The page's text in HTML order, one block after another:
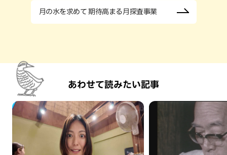
月の水を求めて 期待高まる月探査事業
あわせて読みたい記事